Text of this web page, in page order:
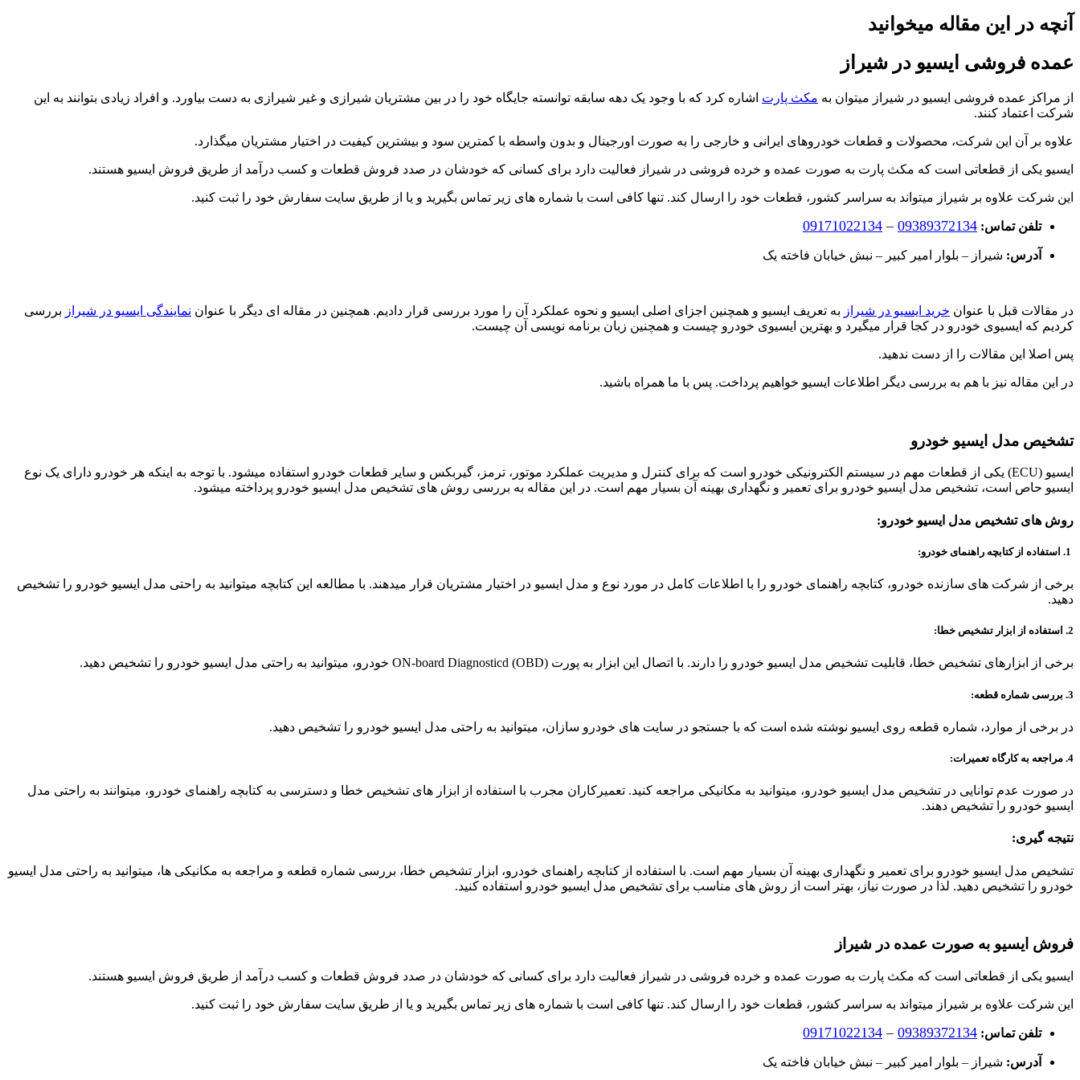
آنچه در این مقاله میخوانید
عمده فروشی ایسیو در شیراز
از مراکز عمده فروشی ایسیو در شیراز میتوان به مکث پارت اشاره کرد که با وجود یک دهه سابقه توانسته جایگاه خود را در بین مشتریان شیرازی و غیر شیرازی به دست بیاورد. و افراد زیادی بتوانند به این
شرکت اعتماد کنند.
علاوه بر آن این شرکت، محصولات و قطعات خودروهای ایرانی و خارجی را به صورت اورجینال و بدون واسطه با کمترین سود و بیشترین کیفیت در اختیار مشتریان میگذارد.
ایسیو یکی از قطعاتی است که مکث پارت به صورت عمده و خرده فروشی در شیراز فعالیت دارد برای کسانی که خودشان در صدد فروش قطعات و کسب درآمد از طریق فروش ایسیو هستند.
این شرکت علاوه بر شیراز میتواند به سراسر کشور، قطعات خود را ارسال کند. تنها کافی است با شماره های زیر تماس بگیرید و یا از طریق سایت سفارش خود را ثبت کنید.
تلفن تماس: 09389372134
–
09171022134
آدرس: شیراز – بلوار امیر کبیر – نبش خیابان فاخته یک
در مقالات قبل با عنوان خرید ایسیو در شیراز به تعریف ایسیو و همچنین اجزای اصلی ایسیو و نحوه عملکرد آن را مورد بررسی قرار دادیم. همچنین در مقاله ای دیگر با عنوان نمایندگی ایسیو در شیراز بررسی
کردیم که ایسیوی خودرو در کجا قرار میگیرد و بهترین ایسیوی خودرو چیست و همچنین زبان برنامه نویسی آن چیست.
پس اصلا این مقالات را از دست ندهید.
در این مقاله نیز با هم به بررسی دیگر اطلاعات ایسیو خواهیم پرداخت. پس با ما همراه باشید.
تشخیص مدل ایسیو خودرو
ایسیو (ECU) یکی از قطعات مهم در سیستم الکترونیکی خودرو است که برای کنترل و مدیریت عملکرد موتور، ترمز، گیربکس و سایر قطعات خودرو استفاده میشود. با توجه به اینکه هر خودرو دارای یک نوع
ایسیو حاص است، تشخیص مدل ایسیو خودرو برای تعمیر و نگهداری بهینه آن بسیار مهم است. در این مقاله به بررسی روش های تشخیص مدل ایسیو خودرو پرداخته میشود.
روش های تشخیص مدل ایسیو خودرو:
برخی از شرکت های سازنده خودرو، کتابچه راهنمای خودرو را با اطلاعات کامل در مورد نوع و مدل ایسیو در اختیار مشتریان قرار میدهند. با مطالعه این کتابچه میتوانید به راحتی مدل ایسیو خودرو را تشخیص
دهید.
2. استفاده از ابزار تشخیص خطا:
برخی از ابزارهای تشخیص خطا، قابلیت تشخیص مدل ایسیو خودرو را دارند. با اتصال این ابزار به پورت ON-board Diagnosticd (OBD) خودرو، میتوانید به راحتی مدل ایسیو خودرو را تشخیص دهید.
3. بررسی شماره قطعه:
در برخی از موارد، شماره قطعه روی ایسیو نوشته شده است که با جستجو در سایت های خودرو سازان، میتوانید به راحتی مدل ایسیو خودرو را تشخیص دهید.
4. مراجعه به کارگاه تعمیرات:
در صورت عدم توانایی در تشخیص مدل ایسیو خودرو، میتوانید به مکانیکی مراجعه کنید. تعمیرکاران مجرب با استفاده از ابزار های تشخیص خطا و دسترسی به کتابچه راهنمای خودرو، میتوانند به راحتی مدل
ایسیو خودرو را تشخیص دهند.
نتیجه گیری:
تشخیص مدل ایسیو خودرو برای تعمیر و نگهداری بهینه آن بسیار مهم است. با استفاده از کتابچه راهنمای خودرو، ابزار تشخیص خطا، بررسی شماره قطعه و مراجعه به مکانیکی ها، میتوانید به راحتی مدل ایسیو
خودرو را تشخیص دهید. لذا در صورت نیاز، بهتر است از روش های مناسب برای تشخیص مدل ایسیو خودرو استفاده کنید.
فروش ایسیو به صورت عمده در شیراز
ایسیو یکی از قطعاتی است که مکث پارت به صورت عمده و خرده فروشی در شیراز فعالیت دارد برای کسانی که خودشان در صدد فروش قطعات و کسب درآمد از طریق فروش ایسیو هستند.
این شرکت علاوه بر شیراز میتواند به سراسر کشور، قطعات خود را ارسال کند. تنها کافی است با شماره های زیر تماس بگیرید و یا از طریق سایت سفارش خود را ثبت کنید.
تلفن تماس: 09389372134
–
09171022134
آدرس: شیراز – بلوار امیر کبیر – نبش خیابان فاخته یک